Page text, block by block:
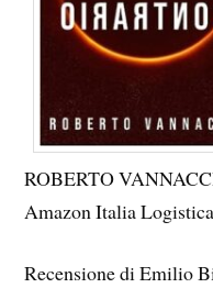
ROBERTO
Amazon Italia
Recensione di Emilio